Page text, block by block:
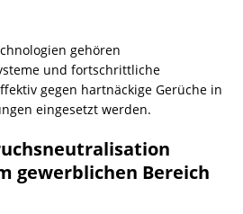
gehören
und fortschrittliche
gegen hartnäckige Gerüche in
eingesetzt werden.
gewerblichen Bereich